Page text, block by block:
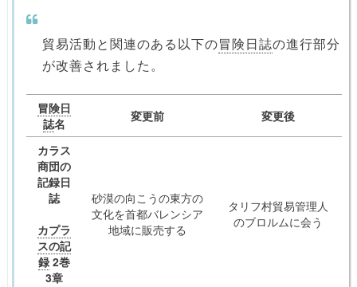
貿易活動と関連のある以下の冒険日誌の進行部分
が改善されました。
冒険日
誌名 変更前 変更後
カラス
商団の
記録日
誌
カプラ
スの記
録2巻
3章
砂漠の向こうの東方の
文化を首都バレンシア
地域に販売する
タリフ村貿易管理人
のブロルムに会う